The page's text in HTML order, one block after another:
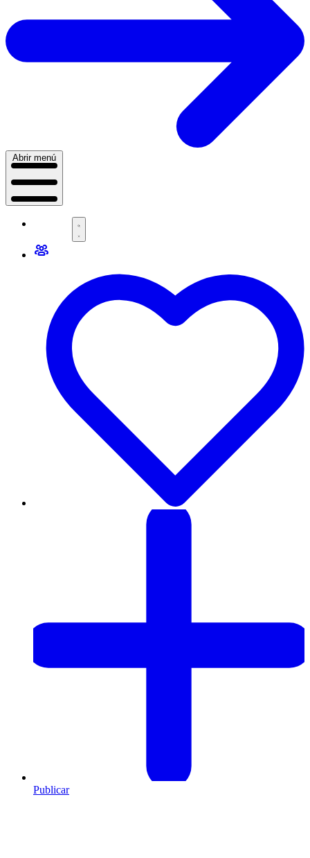
Abrir menú
Publicar